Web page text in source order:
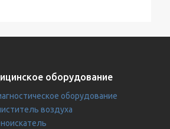
оборудование
оборудование
воздуха